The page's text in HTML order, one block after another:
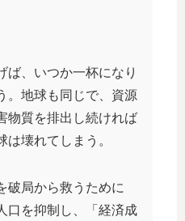
ば、いつか一杯になり
。地球も同じで、資源
物質を排出し続ければ
は壊れてしまう。
破局から救うために
口を抑制し、「経済成